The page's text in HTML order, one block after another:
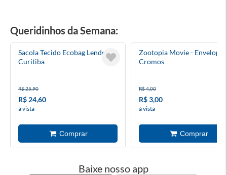
Queridinhos da Semana:
Sacola Tecido Ecobag Lendo Em
Curitiba
R$ 25,90
R$ 24,60
à vista
Zootopia Movie - Envelope
Cromos
R$ 4,00
R$ 3,00
à vista
Baixe nosso app